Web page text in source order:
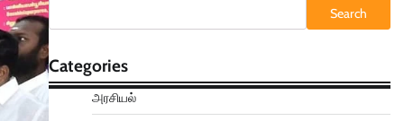
Search
Categories
அரசியல்